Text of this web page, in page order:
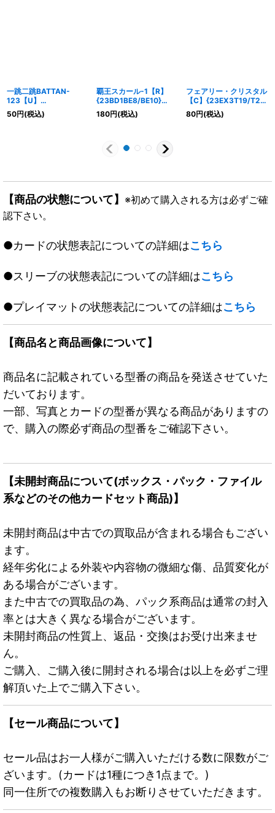
一跳二跳BATTAN-
123【U】
{25RP143/77}《自然》
50円(税込)
覇王スカール-1【R】
{23BD1BE8/BE10}
《多》
180円(税込)
フェアリー・クリスタル
【C】{23EX3T19/T20}
《自然》
80円(税込)
【商品の状態について】 ※初めて購入される方は必ずご確
認下さい。
●カードの状態表記についての詳細はこちら
●スリーブの状態表記についての詳細はこちら
●プレイマットの状態表記についての詳細はこちら
【商品名と商品画像について】
商品名に記載されている型番の商品を発送させていた
だいております。
一部、写真とカードの型番が異なる商品がありますの
で、購入の際必ず商品の型番をご確認下さい。
【未開封商品について(ボックス・パック・ファイル
系などのその他カードセット商品)】
未開封商品は中古での買取品が含まれる場合もござい
ます。
経年劣化による外装や内容物の微細な傷、品質変化が
ある場合がございます。
また中古での買取品の為、パック系商品は通常の封入
率とは大きく異なる場合がございます。
未開封商品の性質上、返品・交換はお受け出来ませ
ん。
ご購入、ご購入後に開封される場合は以上を必ずご理
解頂いた上でご購入下さい。
【セール商品について】
セール品はお一人様がご購入いただける数に限数がご
ざいます。(カードは1種につき1点まで。)
同一住所での複数購入もお断りさせていただきます。